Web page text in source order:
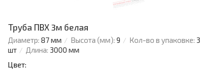
Труба ПВХ 3м белая
Диаметр: 87 мм Высота (мм): 9 Кол-во в упаковке: 3
шт
Длина: 3000 мм
Цвет: